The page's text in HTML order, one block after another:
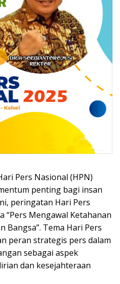
Pers Nasional (HPN)
penting bagi insan
peringatan Hari Pers
“Pers Mengawal Ketahanan
Bangsa”. Tema Hari Pers
peran strategis pers dalam
sebagai aspek
dan kesejahteraan